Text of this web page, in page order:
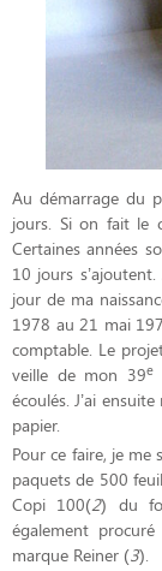
Au démarrage du
jours. Si on fait le
Certaines années
10 jours s’ajoutent.
jour de ma
1978 au 21 mai
comptable. Le
veille de mon 39e
écoulés. J’ai
papier.
Pour ce faire, je me
paquets de 500
Copi 100(2) du
également
marque Reiner (3).